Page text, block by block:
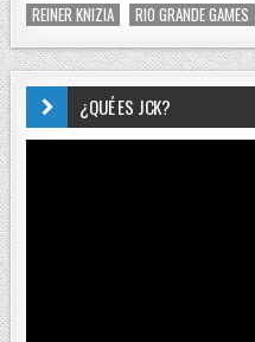
REINER KNIZIA
RIO GRANDE GAMES
¿QUÉ ES JCK?